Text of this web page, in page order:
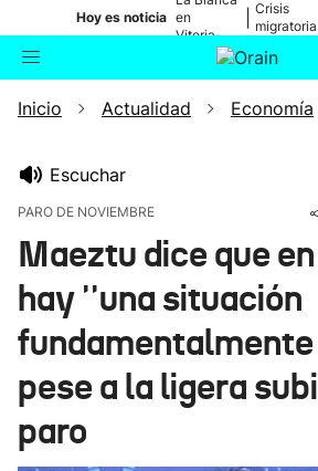
Hoy es noticia en
Vitoria-
Gasteiz
Crisis
migratoria
Buscador Actualidad
Ikusmiran
Eguraldia
Inicio Actualidad Economía
Escuchar
PARO DE NOVIEMBRE
Maeztu dice que
hay ''una situación
pese a la ligera
paro